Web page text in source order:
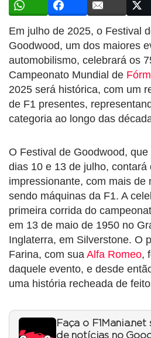
Em julho de 2025, o Festival
Goodwood, um dos maiores
automobilismo, celebrará os
Campeonato Mundial de
2025 será histórica, com um
de F1 presentes,
categoria ao longo das
O Festival de Goodwood,
dias 10 e 13 de julho, contará
impressionante, com mais de
sendo máquinas da F1. A
primeira corrida do
em 13 de maio de 1950 no
Inglaterra, em Silverstone. O
Farina, com sua Alfa Romeo,
daquele evento, e desde
uma história recheada de
Faça o
de notícias no